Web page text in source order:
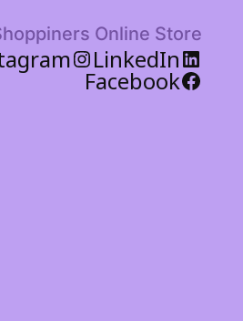
Online Store
LinkedIn
Facebook